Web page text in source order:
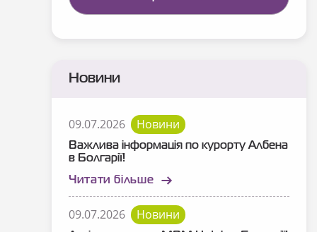
Новини
09.07.2026 Новини
Важлива інформація по курорту Албена
в Болгарії!
Читати більше
09.07.2026 Новини